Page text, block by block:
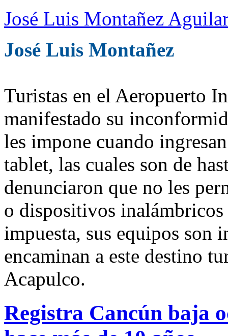
José Luis Montañez Aguilar
José Luis Montañez
Turistas en el Aeropuerto
manifestado su
les impone cuando
tablet, las cuales son de
denunciaron que no les
o dispositivos
impuesta, sus equipos son
encaminan a este destino
Acapulco.
Registra Cancún baja